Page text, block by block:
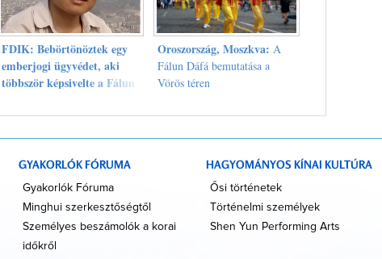
FDIK: Bebörtönöztek egy
emberjogi ügyvédet, aki
többször képsivelte a Fálun
bíróság előtt
Oroszország, Moszkva: A
Fálun Dáfá bemutatása a
Vörös téren
GYAKORLÓK FÓRUMA
Gyakorlók Fóruma
Minghui szerkesztőségtől
Személyes beszámolók a korai
időkről
HAGYOMÁNYOS KÍNAI KULTÚRA
Ősi történetek
Történelmi személyek
Shen Yun Performing Arts